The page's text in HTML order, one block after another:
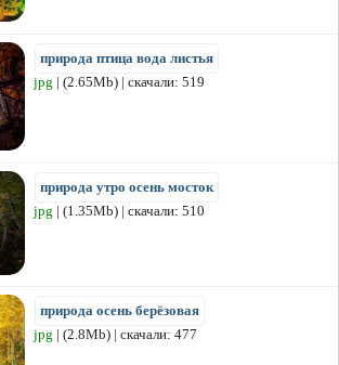
природа птица вода листья
jpg | (2.65Mb) | скачали: 519
природа утро осень мосток
jpg | (1.35Mb) | скачали: 510
природа осень берёзовая
jpg | (2.8Mb) | скачали: 477